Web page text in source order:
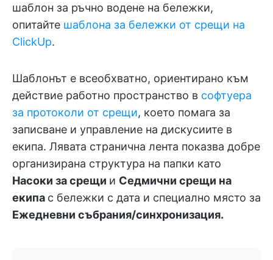
шаблон за ръчно водене на бележки,
опитайте шаблона за бележки от срещи на
ClickUp.
Шаблонът е всеобхватно, ориентирано към
действие работно пространство в софтуера
за протоколи от срещи, което помага за
записване и управление на дискусиите в
екипа. Лявата странична лента показва добре
организирана структура на папки като
Насоки за срещи и Седмични срещи на
екипа с бележки с дата и специално място за
Ежедневни събрания/синхронизация.